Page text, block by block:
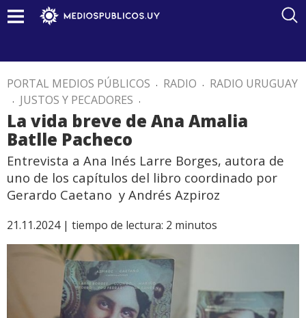
PORTAL MEDIOS PÚBLICOS . RADIO . RADIO URUGUAY
. JUSTOS Y PECADORES .
La vida breve de Ana Amalia
Batlle Pacheco
Entrevista a Ana Inés Larre Borges, autora de
uno de los capítulos del libro coordinado por
Gerardo Caetano y Andrés Azpiroz
21.11.2024 | tiempo de lectura: 2 minutos